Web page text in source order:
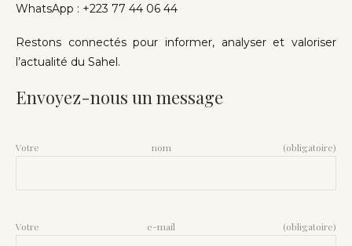
WhatsApp : +223 77 44 06 44
Restons connectés pour informer, analyser et valoriser
l’actualité du Sahel.
Envoyez-nous un message
Votre nom (obligatoire)
Votre e-mail (obligatoire)